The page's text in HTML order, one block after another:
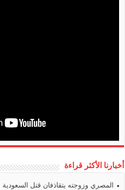
أخبارنا الأكثر قراءة
المصري وزوجته يتقاذفان قتل السعودية